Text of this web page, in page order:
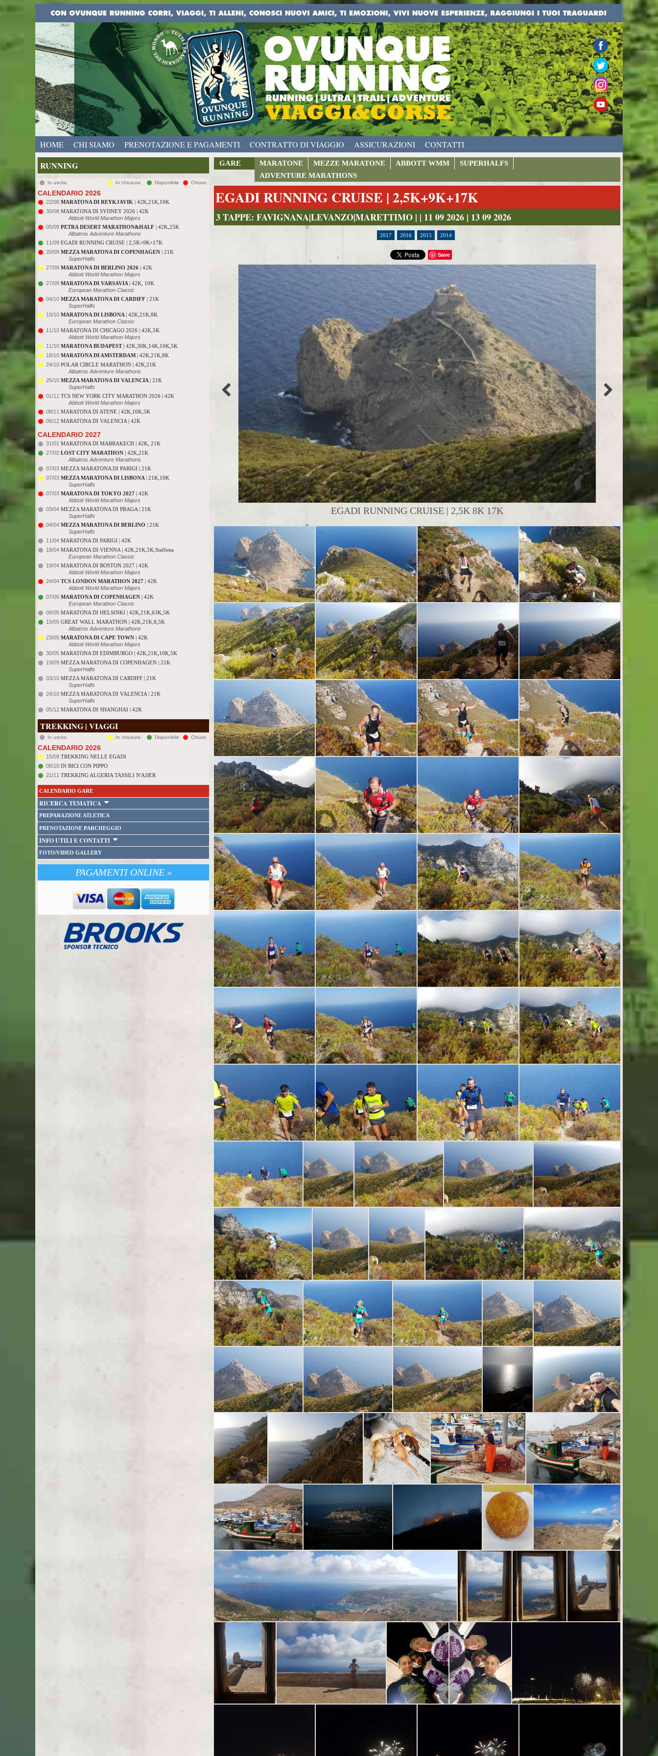
HOME CHI SIAMO PRENOTAZIONE E PAGAMENTI CONTRATTO DI VIAGGIO ASSICURAZIONI CONTATTI
RUNNING
In uscita In chiusura Disponibile Chiuso
CALENDARIO 2026
22/08 MARATONA DI REYKJAVIK | 42K,21K,10K
30/08 MARATONA DI SYDNEY 2026 | 42K
Abbott World Marathon Majors
05/09 PETRA DESERT MARATHON&HALF | 42K,25K
Albatros Adventure Marathons
11/09 EGADI RUNNING CRUISE | 2,5K+9K+17K
20/09 MEZZA MARATONA DI COPENHAGEN | 21K
SuperHalfs
27/09 MARATONA DI BERLINO 2026 | 42K
Abbott World Marathon Majors
27/09 MARATONA DI VARSAVIA | 42K, 10K
European Marathon Classic
04/10 MEZZA MARATONA DI CARDIFF | 21K
SuperHalfs
10/10 MARATONA DI LISBONA | 42K,21K,8K
European Marathon Classic
11/10 MARATONA DI CHICAGO 2026 | 42K,5K
Abbott World Marathon Majors
11/10 MARATONA BUDAPEST| 42K,30K,14K,10K,5K
18/10 MARATONA DI AMSTERDAM | 42K,21K,8K
24/10 POLAR CIRCLE MARATHON | 42K,21K
Albatros Adventure Marathons
25/10 MEZZA MARATONA DI VALENCIA | 21K
SuperHalfs
01/11 TCS NEW YORK CITY MARATHON 2026 | 42K
Abbott World Marathon Majors
08/11 MARATONA DI ATENE | 42K,10K,5K
06/12 MARATONA DI VALENCIA | 42K
CALENDARIO 2027
31/01 MARATONA DI MARRAKECH | 42K, 21K
27/02 LOST CITY MARATHON | 42K,21K
Albatros Adventure Marathons
07/03 MEZZA MARATONA DI PARIGI | 21K
07/03 MEZZA MARATONA DI LISBONA | 21K,10K
SuperHalfs
07/03 MARATONA DI TOKYO 2027 | 42K
Abbott World Marathon Majors
03/04 MEZZA MARATONA DI PRAGA | 21K
SuperHalfs
04/04 MEZZA MARATONA DI BERLINO | 21K
SuperHalfs
11/04 MARATONA DI PARIGI | 42K
18/04 MARATONA DI VIENNA | 42K,21K,5K,Staffetta
European Marathon Classic
19/04 MARATONA DI BOSTON 2027 | 42K
Abbott World Marathon Majors
24/04 TCS LONDON MARATHON 2027 | 42K
Abbott World Marathon Majors
07/05 MARATONA DI COPENHAGEN | 42K
European Marathon Classic
08/05 MARATONA DI HELSINKI | 42K,21K,63K,5K
15/05 GREAT WALL MARATHON | 42K,21K,8,5K
Albatros Adventure Marathons
23/05 MARATONA DI CAPE TOWN | 42K
Abbott World Marathon Majors
30/05 MARATONA DI EDIMBURGO | 42K,21K,10K,5K
19/09 MEZZA MARATONA DI COPENHAGEN | 21K
SuperHalfs
03/10 MEZZA MARATONA DI CARDIFF | 21K
SuperHalfs
24/10 MEZZA MARATONA DI VALENCIA | 21K
SuperHalfs
05/12 MARATONA DI SHANGHAI | 42K
TREKKING | VIAGGI
In uscita In chiusura Disponibile Chiuso
CALENDARIO 2026
15/09 TREKKING NELLE EGADI
08/10 IN BICI CON PIPPO
21/11 TREKKING ALGERIA TASSILI N'AJJER
CALENDARIO GARE
RICERCA TEMATICA
PREPARAZIONE ATLETICA
PRENOTAZIONE PARCHEGGIO
INFO UTILI E CONTATTI
FOTO/VIDEO GALLERY
PAGAMENTI ONLINE »
GARE MARATONE MEZZE MARATONE ABBOTT WMM
SUPERHALFS
ADVENTURE MARATHONS
EGADI RUNNING CRUISE | 2,5K+9K+17K
3 TAPPE: FAVIGNANA|LEVANZO|MARETTIMO | | 11 09 2026 | 13 09 2026
2017 2016 2015 2014
Save
EGADI RUNNING CRUISE | 2,5K 8K 17K